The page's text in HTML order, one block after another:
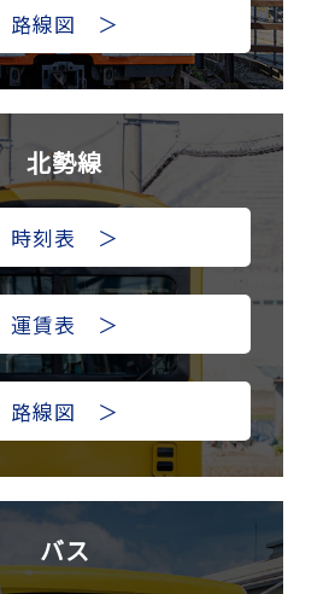
路線図 ＞
北勢線
時刻表 ＞
運賃表 ＞
路線図 ＞
バス